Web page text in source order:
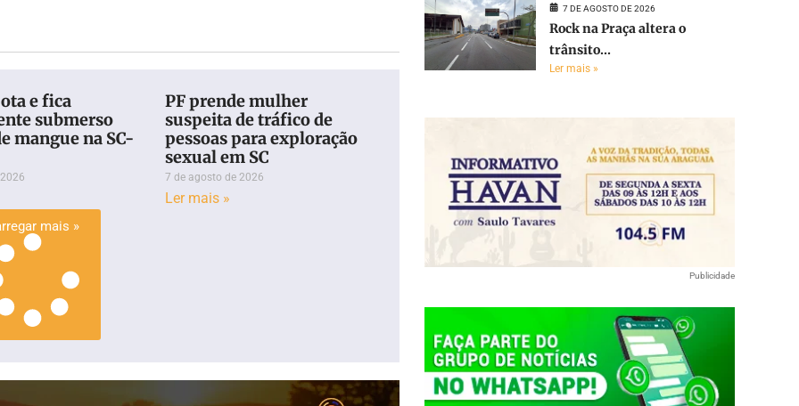
e fica
submerso
mangue na SC-
PF prende mulher
suspeita de tráfico de
pessoas para exploração
sexual em SC
7 de agosto de 2026
Ler mais »
mais »
7 DE AGOSTO DE 2026
Rock na Praça altera o
trânsito...
Ler mais »
Publicidade